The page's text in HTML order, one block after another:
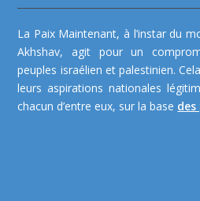
La Paix Maintenant, à l’instar du
Akhshav, agit pour un
peuples israélien et palestinien.
leurs aspirations nationales
chacun d’entre eux, sur la base